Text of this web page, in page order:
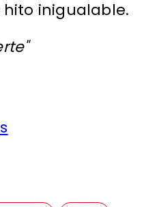
inigualable.